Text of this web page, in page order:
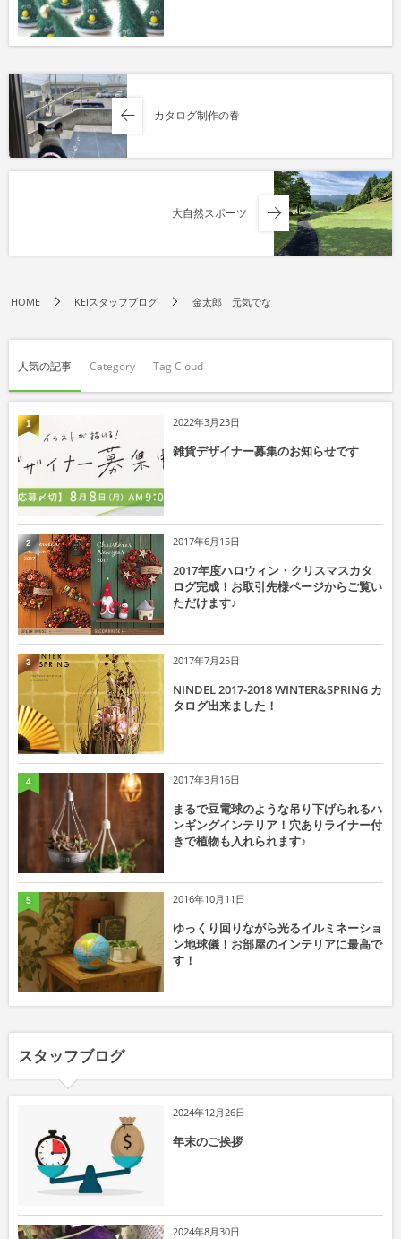
カタログ制作の春
大自然スポーツ
HOME KEIスタッフブログ 金太郎 元気でな
人気の記事 Category Tag Cloud
2022年3月23日
雑貨デザイナー募集のお知らせです
1
2017年6月15日
2017年度ハロウィン・クリスマスカタ
ログ完成！お取引先様ページからご覧い
ただけます♪
2
2017年7月25日
NINDEL 2017-2018 WINTER&SPRING カ
タログ出来ました！
3
2017年3月16日
まるで豆電球のような吊り下げられるハ
ンギングインテリア！穴ありライナー付
きで植物も入れられます♪
4
2016年10月11日
ゆっくり回りながら光るイルミネーショ
ン地球儀！お部屋のインテリアに最高で
す！
5
スタッフブログ
2024年12月26日
年末のご挨拶
2024年8月30日